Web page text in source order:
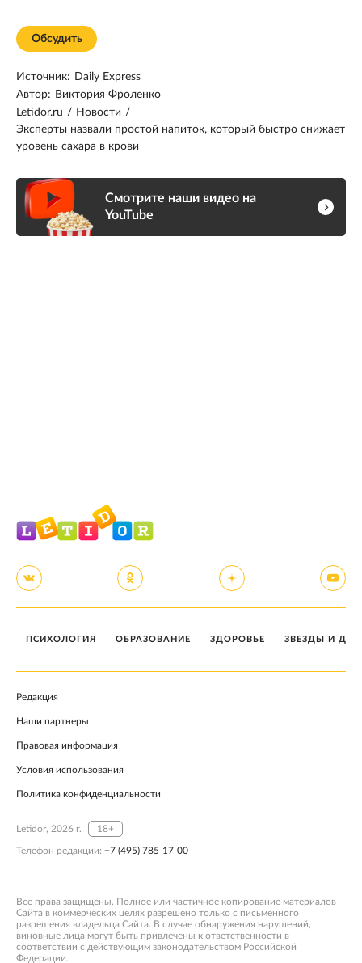
Обсудить
Источник: Daily Express
Автор: Виктория Фроленко
Letidor.ru / Новости /
Эксперты назвали простой напиток, который быстро снижает
уровень сахара в крови
Смотрите наши видео на
YouTube
ПСИХОЛОГИЯ ОБРАЗОВАНИЕ ЗДОРОВЬЕ ЗВЕЗДЫ И
Редакция
Наши партнеры
Правовая информация
Условия использования
Политика конфиденциальности
Letidor, 2026 г. 18+
Телефон редакции: +7 (495) 785-17-00
Все права защищены. Полное или частичное копирование материалов
Сайта в коммерческих целях разрешено только с письменного
разрешения владельца Сайта. В случае обнаружения нарушений,
виновные лица могут быть привлечены к ответственности в
соответствии с действующим законодательством Российской
Федерации.